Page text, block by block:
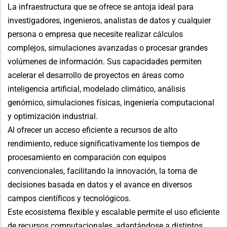
La infraestructura que se ofrece se antoja ideal para
investigadores, ingenieros, analistas de datos y cualquier
persona o empresa que necesite realizar cálculos
complejos, simulaciones avanzadas o procesar grandes
volúmenes de información. Sus capacidades permiten
acelerar el desarrollo de proyectos en áreas como
inteligencia artificial, modelado climático, análisis
genómico, simulaciones físicas, ingeniería computacional
y optimización industrial.
Al ofrecer un acceso eficiente a recursos de alto
rendimiento, reduce significativamente los tiempos de
procesamiento en comparación con equipos
convencionales, facilitando la innovación, la toma de
decisiones basada en datos y el avance en diversos
campos científicos y tecnológicos.
Este ecosistema flexible y escalable permite el uso eficiente